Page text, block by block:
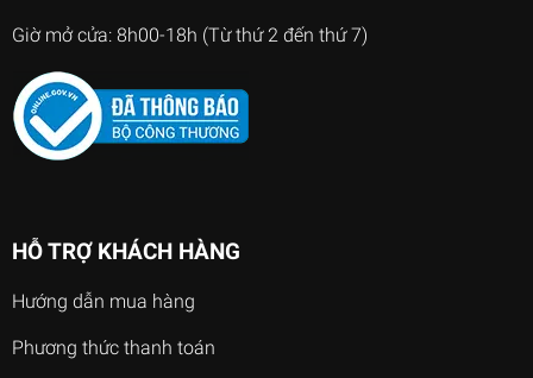
Giờ mở cửa: 8h00-18h (Từ thứ 2 đến thứ 7)
HỖ TRỢ KHÁCH HÀNG
Hướng dẫn mua hàng
Phương thức thanh toán